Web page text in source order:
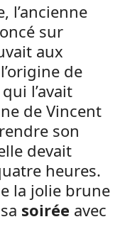
l’ancienne
sur
aux
de
l’avait
de Vincent
son
devait
heures.
la jolie brune
soirée avec